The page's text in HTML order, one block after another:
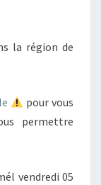
la région de
pour vous
permettre
vendredi 05